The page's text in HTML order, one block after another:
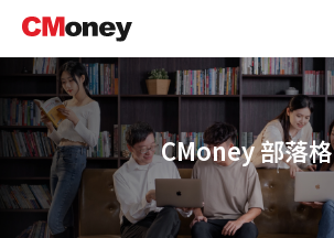
主
容
CMoney 部落格